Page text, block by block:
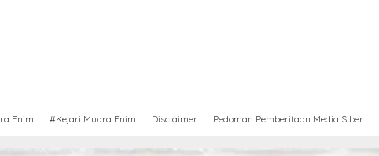
Enim #Kejari Muara Enim Disclaimer Pedoman Pemberitaan Media Siber